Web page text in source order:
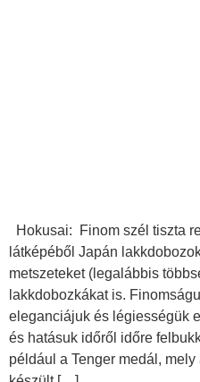
Hokusai: Finom szél tiszta
látképéből Japán
metszeteket (legalábbis
lakkdobozkákat is.
eleganciájuk és légiességük
és hatásuk időről időre
például a Tenger medál,